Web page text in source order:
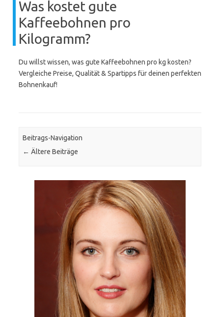
Was kostet gute
Kaffeebohnen pro
Kilogramm?
Du willst wissen, was gute Kaffeebohnen pro kg kosten?
Vergleiche Preise, Qualität & Spartipps für deinen perfekten
Bohnenkauf!
Beitrags-Navigation
← Ältere Beiträge